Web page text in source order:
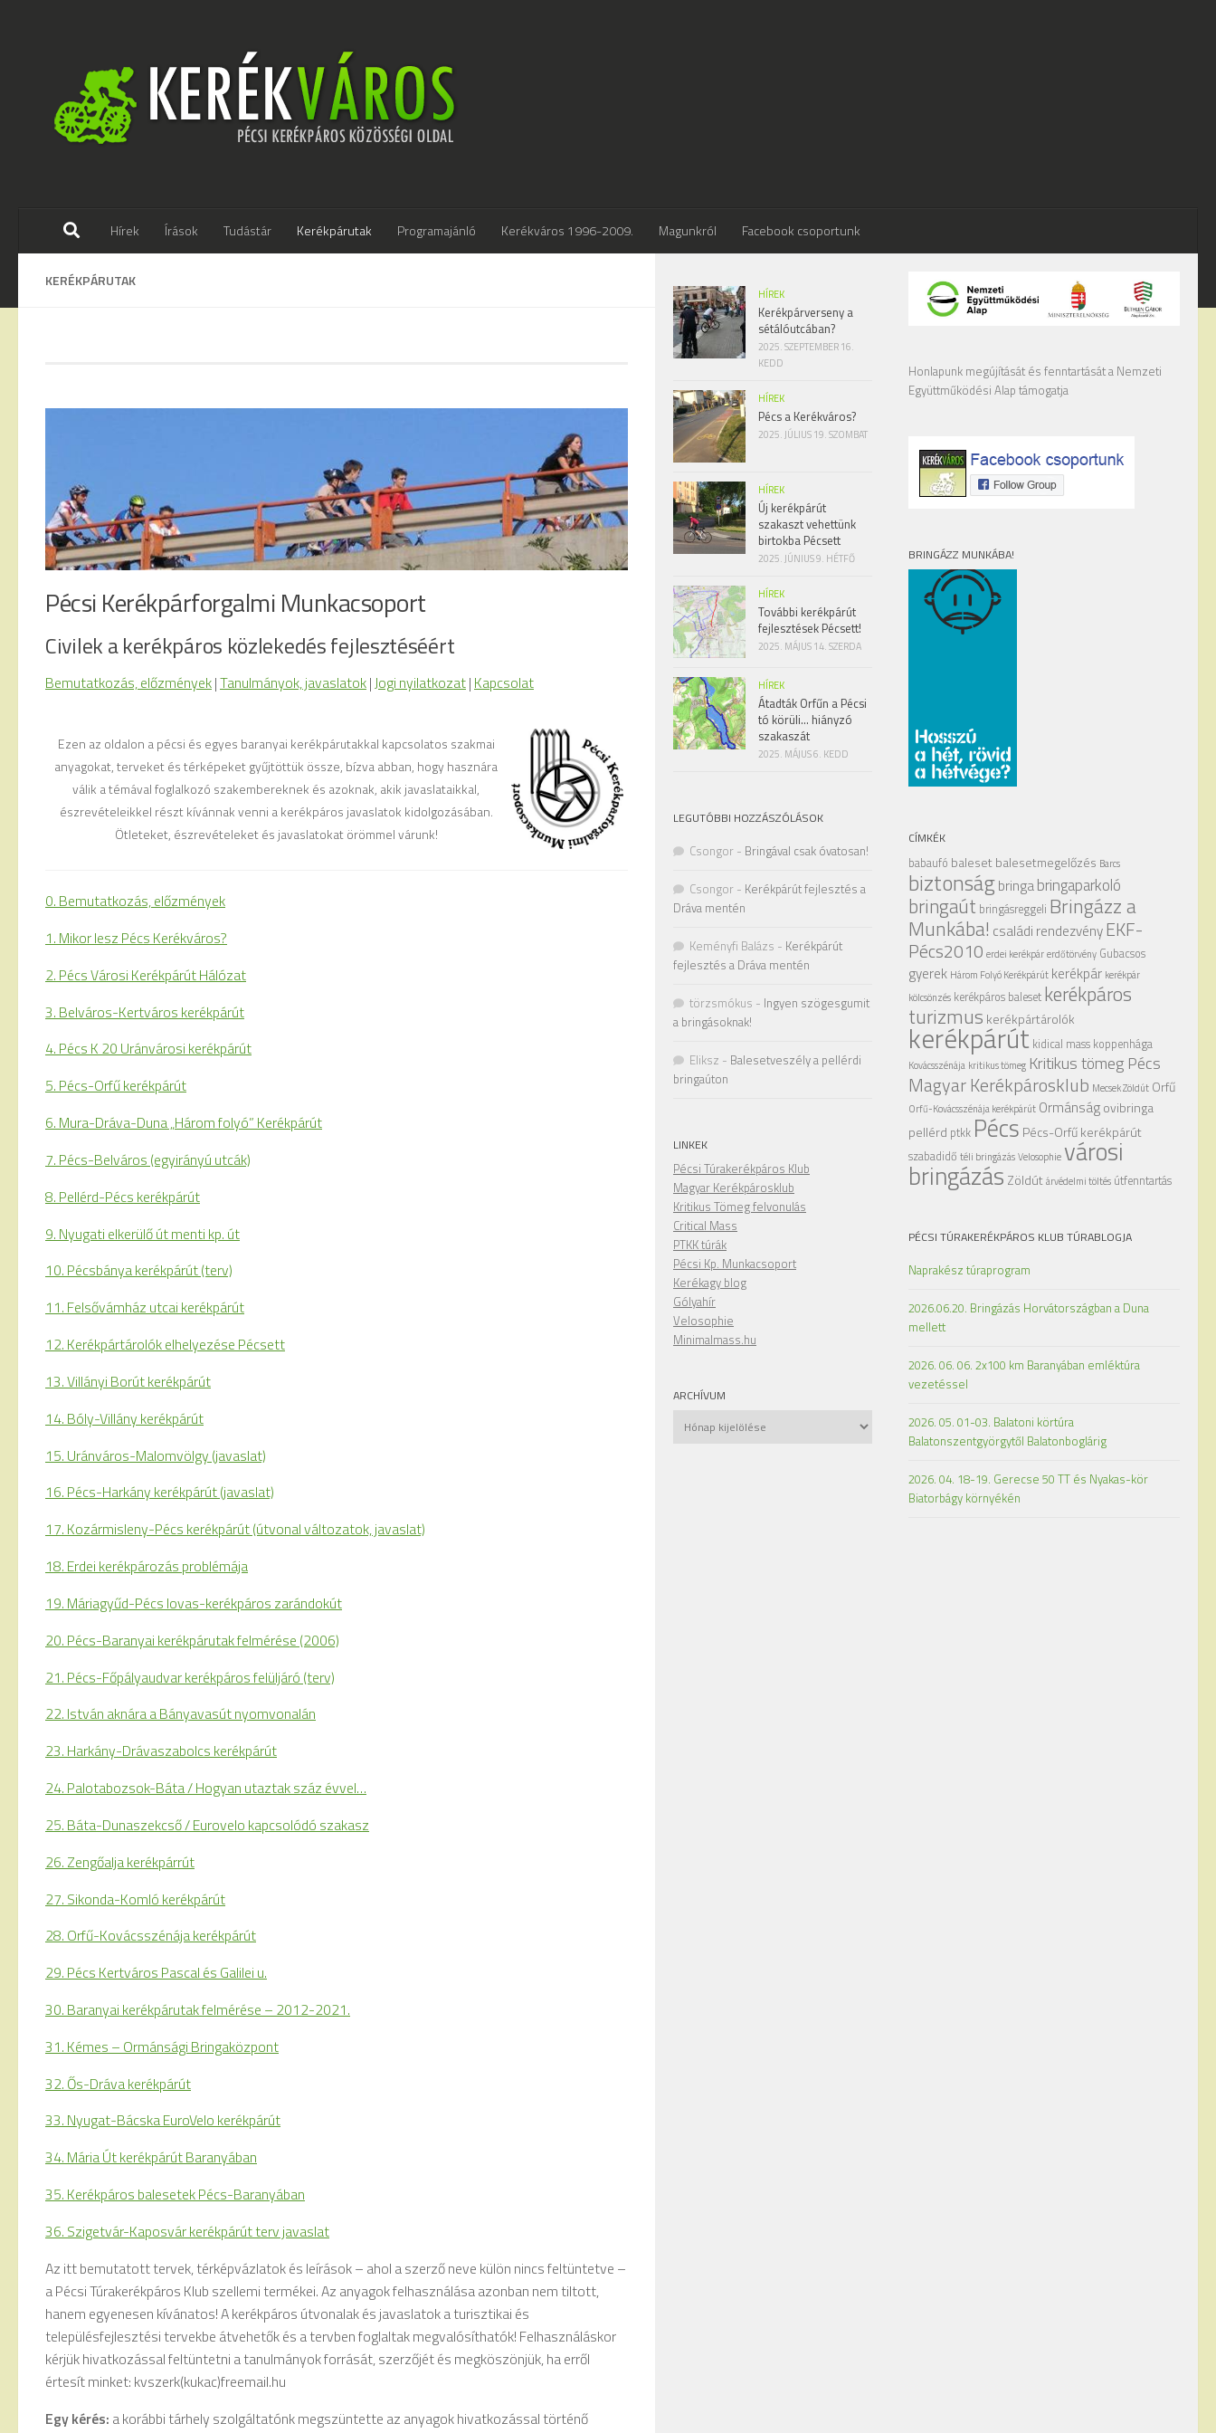
Hírek Írások Tudástár Kerékpárutak Programajánló Kerékváros 1996-2009. Magunkról Facebook csoportunk
KERÉKPÁRUTAK
Pécsi Kerékpárforgalmi Munkacsoport
Civilek a kerékpáros közlekedés fejlesztéséért
Bemutatkozás, előzmények|Tanulmányok, javaslatok| Jogi nyilatkozat| Kapcsolat
Ezen az oldalon a pécsi és egyes baranyai kerékpárutakkal kapcsolatos szakmai
anyagokat, terveket és térképeket gyűjtöttük össze, bízva abban, hogy hasznára
válik a témával foglalkozó szakembereknek és azoknak, akik javaslataikkal,
észrevételeikkel részt kívánnak venni a kerékpáros javaslatok kidolgozásában.
Ötleteket, észrevételeket és javaslatokat örömmel várunk!
0. Bemutatkozás, előzmények
1. Mikor lesz Pécs Kerékváros?
2. Pécs Városi Kerékpárút Hálózat
3. Belváros-Kertváros kerékpárút
4. Pécs K 20 Uránvárosi kerékpárút
5. Pécs-Orfű kerékpárút
6. Mura-Dráva-Duna „Három folyó” Kerékpárút
7. Pécs-Belváros (egyirányú utcák)
8. Pellérd-Pécs kerékpárút
9. Nyugati elkerülő út menti kp. út
10. Pécsbánya kerékpárút (terv)
11. Felsővámház utcai kerékpárút
12. Kerékpártárolók elhelyezése Pécsett
13. Villányi Borút kerékpárút
14. Bóly-Villány kerékpárút
15. Uránváros-Malomvölgy (javaslat)
16. Pécs-Harkány kerékpárút (javaslat)
17. Kozármisleny-Pécs kerékpárút (útvonal változatok, javaslat)
18. Erdei kerékpározás problémája
19. Máriagyűd-Pécs lovas-kerékpáros zarándokút
20. Pécs-Baranyai kerékpárutak felmérése (2006)
21. Pécs-Főpályaudvar kerékpáros felüljáró (terv)
22. István aknára a Bányavasút nyomvonalán
23. Harkány-Drávaszabolcs kerékpárút
24. Palotabozsok-Báta / Hogyan utaztak száz évvel…
25. Báta-Dunaszekcső / Eurovelo kapcsolódó szakasz
26. Zengőalja kerékpárrút
27. Sikonda-Komló kerékpárút
28. Orfű-Kovácsszénája kerékpárút
29. Pécs Kertváros Pascal és Galilei u.
30. Baranyai kerékpárutak felmérése – 2012-2021.
31. Kémes – Ormánsági Bringaközpont
32. Ős-Dráva kerékpárút
33. Nyugat-Bácska EuroVelo kerékpárút
34. Mária Út kerékpárút Baranyában
35. Kerékpáros balesetek Pécs-Baranyában
36. Szigetvár-Kaposvár kerékpárút terv javaslat
Az itt bemutatott tervek, térképvázlatok és leírások – ahol a szerző neve külön nincs feltüntetve –
a Pécsi Túrakerékpáros Klub szellemi termékei. Az anyagok felhasználása azonban nem tiltott,
hanem egyenesen kívánatos! A kerékpáros útvonalak és javaslatok a turisztikai és
településfejlesztési tervekbe átvehetők és a tervben foglaltak megvalósíthatók! Felhasználáskor
kérjük hivatkozással feltüntetni a tanulmányok forrását, szerzőjét és megköszönjük, ha erről
értesít minket: kvszerk(kukac)freemail.hu
Egy kérés: a korábbi tárhely szolgáltatónk megszüntette az anyagok hivatkozással történő
Honlapunk megújítását és fenntartását a Nemzeti
Együttműködési Alap támogatja
BRINGÁZZ MUNKÁBA!
CÍMKÉK
babaufó balesetbalesetmegelőzés Barcs
biztonságbringabringaparkoló
bringaút bringásreggeli Bringázz a
Munkába! családi rendezvényEKF-
Pécs2010 erdei kerékpárerdőtörvény Gubacsos
gyerek Három Folyó Kerékpárút kerékpár kerékpár
kölcsönzés kerékpáros baleset kerékpáros
turizmus kerékpártárolók
kerékpárút kidical mass koppenhága
Kovácsszénája kritikus tömeg Kritikus tömeg Pécs
Magyar Kerékpárosklub Mecsek Zöldút Orfű
Orfű-Kovácsszénája kerékpárút Ormánságovibringa
pellérd ptkk Pécs Pécs-Orfű kerékpárút
szabadidő téli bringázásVelosophie városi
bringázás Zöldútárvédelmi töltés útfenntartás
PÉCSI TÚRAKERÉKPÁROS KLUB TÚRABLOGJA
Naprakész túraprogram
2026.06.20. Bringázás Horvátországban a Duna
mellett
2026. 06. 06. 2x100 km Baranyában emléktúra
vezetéssel
2026. 05. 01-03. Balatoni körtúra
Balatonszentgyörgytől Balatonboglárig
2026. 04. 18-19. Gerecse 50 TT és Nyakas-kör
Biatorbágy környékén
HÍREK
Kerékpárverseny a
sétálóutcában?
2025. SZEPTEMBER 16.
KEDD
HÍREK
Pécs a Kerékváros?
2025. JÚLIUS 19. SZOMBAT
HÍREK
Új kerékpárút
szakaszt vehettünk
birtokba Pécsett
2025. JÚNIUS 9. HÉTFŐ
HÍREK
További kerékpárút
fejlesztések Pécsett!
2025. MÁJUS 14. SZERDA
HÍREK
Átadták Orfűn a Pécsi
tó körüli… hiányzó
szakaszát
2025. MÁJUS 6. KEDD
LEGUTÓBBI HOZZÁSZÓLÁSOK
Csongor - Bringával csak óvatosan!
Csongor - Kerékpárút fejlesztés a
Dráva mentén
Keményfi Balázs - Kerékpárút
fejlesztés a Dráva mentén
törzsmókus - Ingyen szögesgumit
a bringásoknak!
Eliksz - Balesetveszély a pellérdi
bringaúton
LINKEK
Pécsi Túrakerékpáros Klub
Magyar Kerékpárosklub
Kritikus Tömeg felvonulás
Critical Mass
PTKK túrák
Pécsi Kp. Munkacsoport
Kerékagy blog
Gólyahír
Velosophie
Minimalmass.hu
ARCHÍVUM
Archívum